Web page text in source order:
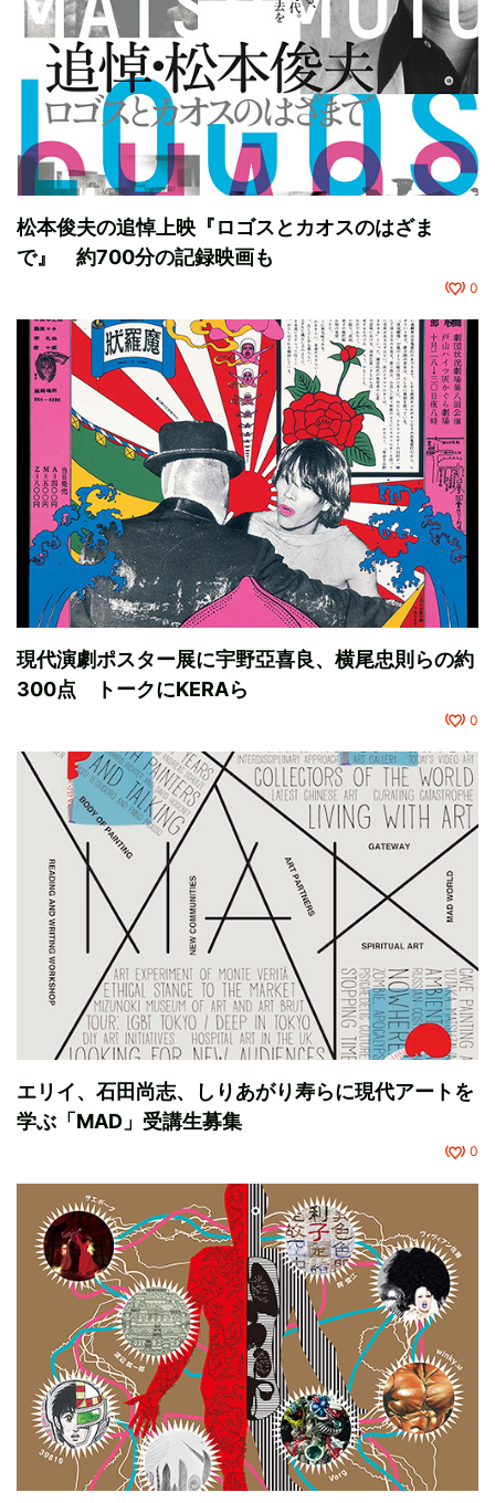
松本俊夫の追悼上映『ロゴスとカオスのはざま
で』 約700分の記録映画も
0
現代演劇ポスター展に宇野亞喜良、横尾忠則らの約
300点 トークにKERAら
0
エリイ、石田尚志、しりあがり寿らに現代アートを
学ぶ「MAD」受講生募集
0